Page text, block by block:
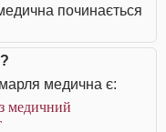
починається
медична є:
медичний